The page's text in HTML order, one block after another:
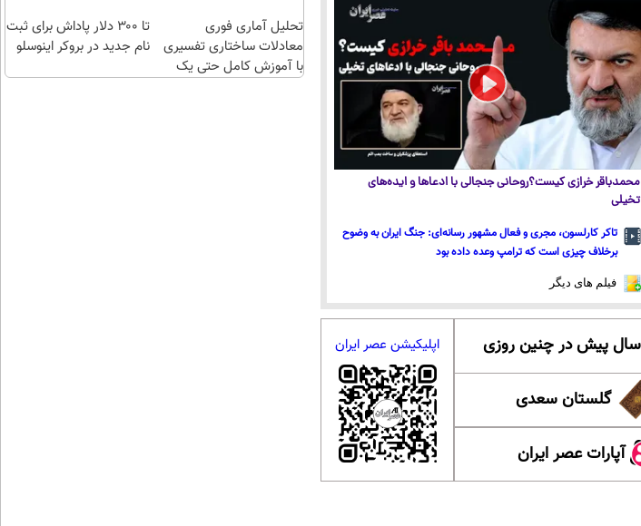
محمدباقر خرازی کیست؟روحانی جنجالی با ادعاها و ایده‌های
تخیلی
تاکر کارلسون، مجری و فعال مشهور رسانه‌ای: جنگ ایران به وضوح
برخلاف چیزی است که ترامپ وعده داده بود
فیلم های دیگر
گلستان سعدی
آپارات عصر ایران
اپلیکیشن عصر ایران
تحلیل آماری فوری
معادلات ساختاری تفسیری
با آموزش کامل حتی یک
تا ۳۰۰ دلار پاداش برای ثبت
نام جدید در بروکر اینوسلو